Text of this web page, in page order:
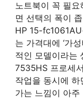
노트북이 꼭 필
면 선택의 폭이
HP 15-
는 가격대에 ‘가
적인 모델이라는
7535HS 프로세
작업을 동시에
가는 느낌이 아